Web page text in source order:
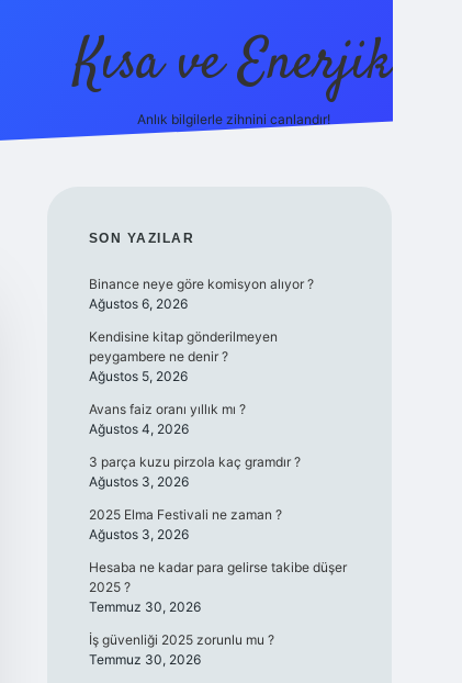
Kısa ve Enerjik
Anlık bilgilerle zihnini canlandır!
SIDEBAR
SON YAZILAR
Binance neye göre komisyon alıyor ?
Ağustos 6, 2026
Kendisine kitap gönderilmeyen
peygambere ne denir ?
Ağustos 5, 2026
Avans faiz oranı yıllık mı ?
Ağustos 4, 2026
3 parça kuzu pirzola kaç gramdır ?
Ağustos 3, 2026
2025 Elma Festivali ne zaman ?
Ağustos 3, 2026
Hesaba ne kadar para gelirse takibe düşer
2025 ?
Temmuz 30, 2026
İş güvenliği 2025 zorunlu mu ?
Temmuz 30, 2026